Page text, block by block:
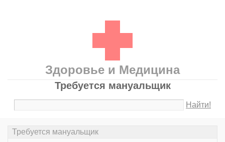
Здоровье и Медицина
Требуется мануальщик
Найти!
Требуется мануальщик